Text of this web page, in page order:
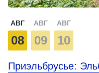
АВГ
08
АВГ
09
АВГ
10
Приэльбрусье: